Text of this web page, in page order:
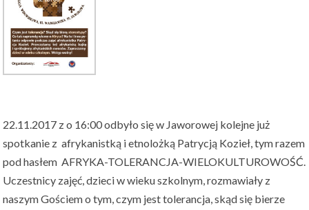
22.11.2017 z o 16:00 odbyło się w Jaworowej kolejne już
spotkanie z afrykanistką i etnolożką Patrycją Kozieł, tym razem
pod hasłem AFRYKA-TOLERANCJA-WIELOKULTUROWOŚĆ.
Uczestnicy zajęć, dzieci w wieku szkolnym, rozmawiały z
naszym Gościem o tym, czym jest tolerancja, skąd się bierze